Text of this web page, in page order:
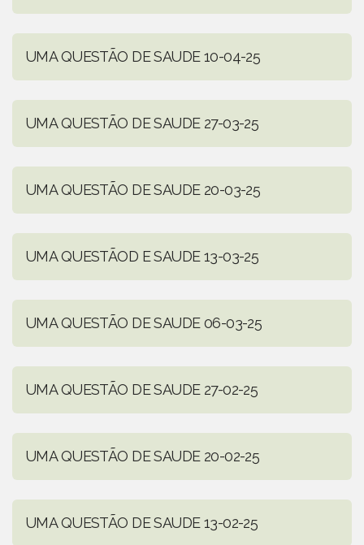
UMA QUESTÃO DE SAUDE 10-04-25
UMA QUESTÃO DE SAUDE 27-03-25
UMA QUESTÃO DE SAUDE 20-03-25
UMA QUESTÃOD E SAUDE 13-03-25
UMA QUESTÃO DE SAUDE 06-03-25
UMA QUESTÃO DE SAUDE 27-02-25
UMA QUESTÃO DE SAUDE 20-02-25
UMA QUESTÃO DE SAUDE 13-02-25